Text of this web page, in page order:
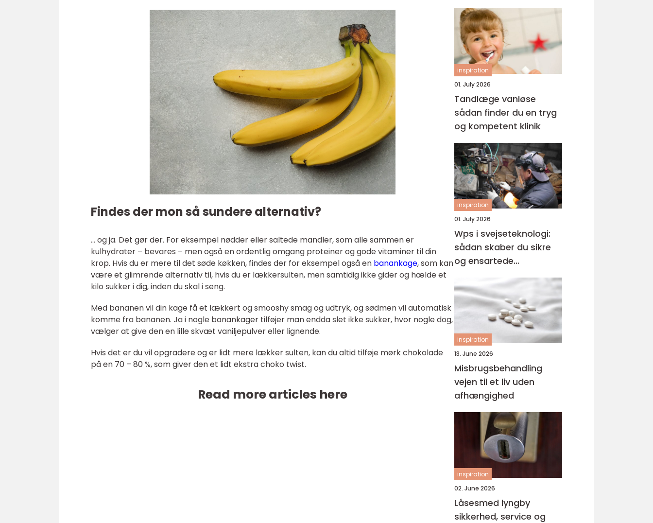
Findes der mon så sundere alternativ?
… og ja. Det gør der. For eksempel nødder eller saltede mandler, som alle sammen er
kulhydrater – bevares – men også en ordentlig omgang proteiner og gode vitaminer til din
krop. Hvis du er mere til det søde køkken, findes der for eksempel også en banankage, som kan
være et glimrende alternativ til, hvis du er lækkersulten, men samtidig ikke gider og hælde et
kilo sukker i dig, inden du skal i seng.
Med bananen vil din kage få et lækkert og smooshy smag og udtryk, og sødmen vil automatisk
komme fra bananen. Ja i nogle banankager tilføjer man endda slet ikke sukker, hvor nogle dog,
vælger at give den en lille skvæt vaniljepulver eller lignende.
Hvis det er du vil opgradere og er lidt mere lækker sulten, kan du altid tilføje mørk chokolade
på en 70 – 80 %, som giver den et lidt ekstra choko twist.
Read more articles here
inspiration
01. July 2026
Tandlæge vanløse
sådan finder du en tryg
og kompetent klinik
inspiration
01. July 2026
Wps i svejseteknologi:
sådan skaber du sikre
og ensartede
inspiration
13. June 2026
Misbrugsbehandling
vejen til et liv uden
afhængighed
inspiration
02. June 2026
Låsesmed lyngby
sikkerhed, service og